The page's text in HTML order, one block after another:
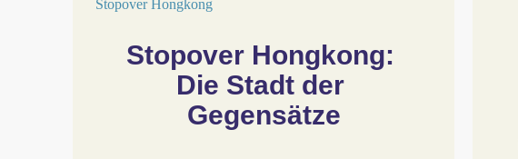
Stopover Hongkong:
Die Stadt der
Gegensätze